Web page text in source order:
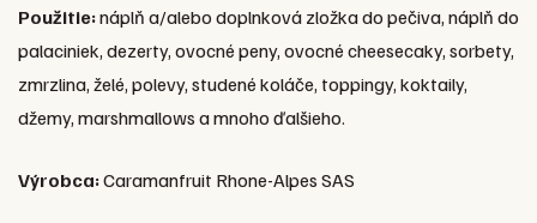
Použitie:náplň a/alebo doplnková zložka do pečiva, náplň do
palaciniek, dezerty, ovocné peny, ovocné cheesecaky, sorbety,
zmrzlina, želé, polevy, studené koláče, toppingy, koktaily,
džemy, marshmallows a mnoho ďalšieho.
Výrobca:Caramanfruit Rhone-Alpes SAS